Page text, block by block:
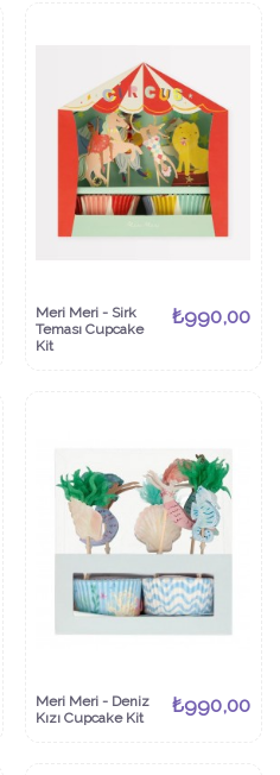
Meri Meri - Sirk
Teması Cupcake
Kit
₺990,00
Meri Meri - Deniz
Kızı Cupcake Kit
₺990,00